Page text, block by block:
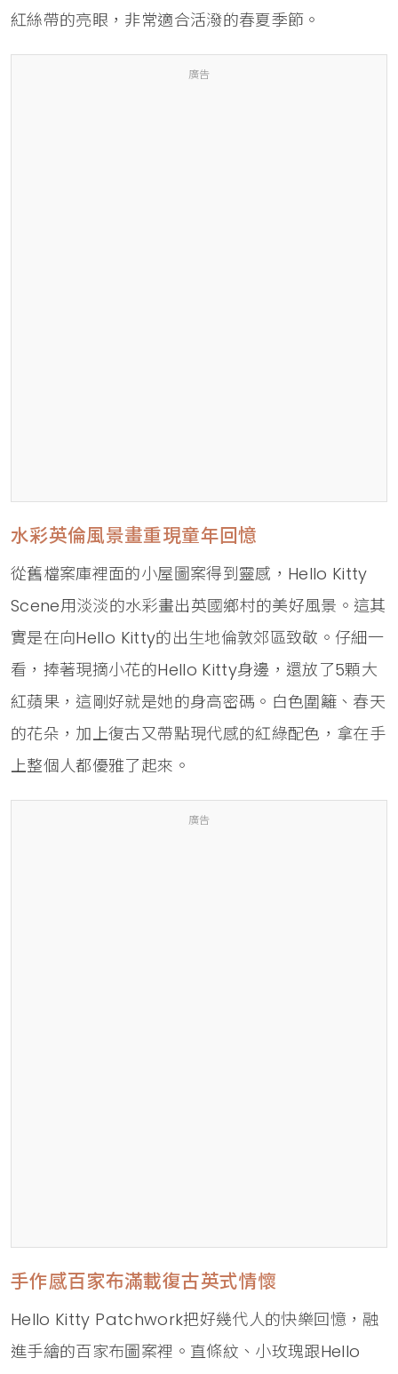
紅絲帶的亮眼，非常適合活潑的春夏季節。
廣告
水彩英倫風景畫重現童年回憶
從舊檔案庫裡面的小屋圖案得到靈感，Hello Kitty
Scene用淡淡的水彩畫出英國鄉村的美好風景。這其
實是在向Hello Kitty的出生地倫敦郊區致敬。仔細一
看，捧著現摘小花的Hello Kitty身邊，還放了5顆大
紅蘋果，這剛好就是她的身高密碼。白色圍籬、春天
的花朵，加上復古又帶點現代感的紅綠配色，拿在手
上整個人都優雅了起來。
廣告
手作感百家布滿載復古英式情懷
Hello Kitty Patchwork把好幾代人的快樂回憶，融
進手繪的百家布圖案裡。直條紋、小玫瑰跟Hello